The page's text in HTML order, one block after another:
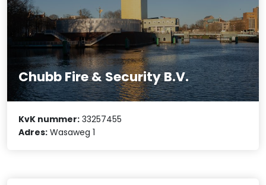
Chubb Fire & Security B.V.
KvK nummer: 33257455
Adres: Wasaweg 1